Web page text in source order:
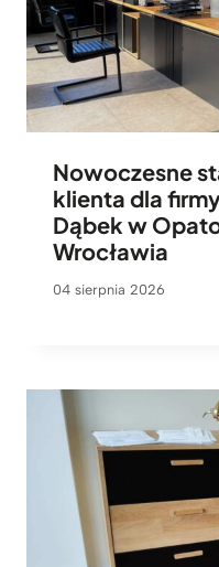
Nowoczesne
klienta dla
Dąbek w
Wrocławia
04 sierpnia 2026